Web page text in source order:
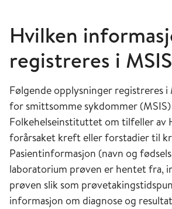
Hvilken
registreres i MSIS
Følgende opplysninger registreres i
for smittsomme sykdommer
Folkehelseinstituttet om tilfeller av
forårsaket kreft eller forstadier til
Pasientinformasjon (navn og
laboratorium prøven er hentet fra,
prøven slik som
informasjon om diagnose og